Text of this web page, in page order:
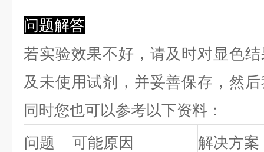
问题解答
若实验效果不好，请及时对显色
及未使用试剂，并妥善保存，然
同时您也可以参考以下资料：
问题
可能原因 解决方案